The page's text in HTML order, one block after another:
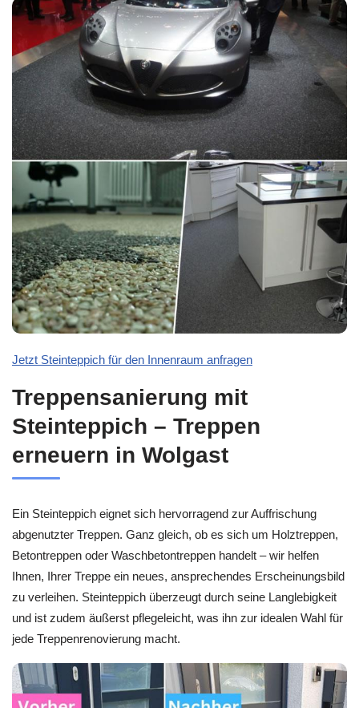
Jetzt Steinteppich für den Innenraum anfragen
Treppensanierung mit
Steinteppich – Treppen
erneuern in Wolgast
Ein Steinteppich eignet sich hervorragend zur Auffrischung
abgenutzter Treppen. Ganz gleich, ob es sich um Holztreppen,
Betontreppen oder Waschbetontreppen handelt – wir helfen
Ihnen, Ihrer Treppe ein neues, ansprechendes Erscheinungsbild
zu verleihen. Steinteppich überzeugt durch seine Langlebigkeit
und ist zudem äußerst pflegeleicht, was ihn zur idealen Wahl für
jede Treppenrenovierung macht.